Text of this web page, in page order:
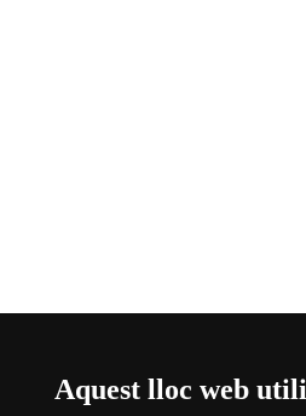
Aquest lloc web